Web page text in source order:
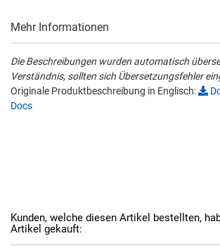
Mehr Informationen
Die Beschreibungen wurden automatisch
Verständnis, sollten sich Übersetzungsfehler
Originale Produktbeschreibung in Englisch:
Docs
Kunden, welche diesen Artikel bestellten,
Artikel gekauft: